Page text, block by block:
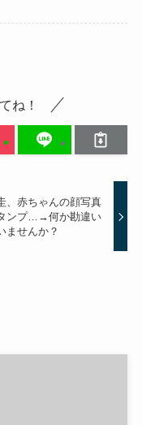
ね！
、赤ちゃんの顔写真
ンプ…→何か勘違い
ませんか？